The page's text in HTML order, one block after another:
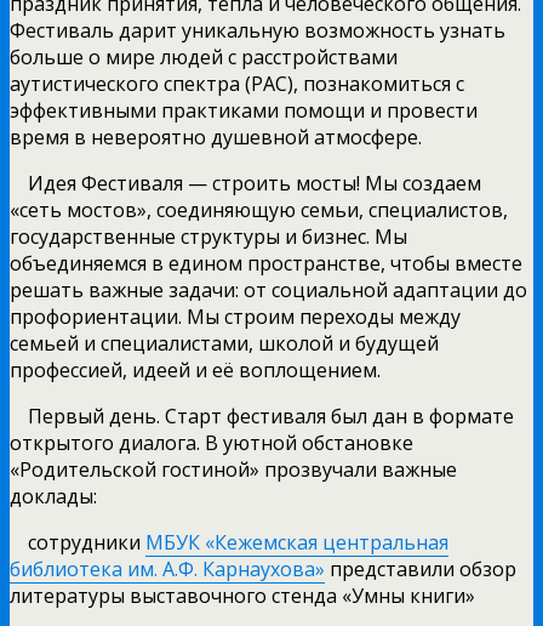
Фестиваль дарит уникальную возможность узнать
больше о мире людей с расстройствами
аутистического спектра (РАС), познакомиться с
эффективными практиками помощи и провести
время в невероятно душевной атмосфере.
Идея Фестиваля — строить мосты! Мы создаем
«сеть мостов», соединяющую семьи, специалистов,
государственные структуры и бизнес. Мы
объединяемся в едином пространстве, чтобы вместе
решать важные задачи: от социальной адаптации до
профориентации. Мы строим переходы между
семьей и специалистами, школой и будущей
профессией, идеей и её воплощением.
Первый день. Старт фестиваля был дан в формате
открытого диалога. В уютной обстановке
«Родительской гостиной» прозвучали важные
доклады:
сотрудники МБУК «Кежемская центральная
библиотека им. А.Ф. Карнаухова» представили обзор
литературы выставочного стенда «Умны книги»